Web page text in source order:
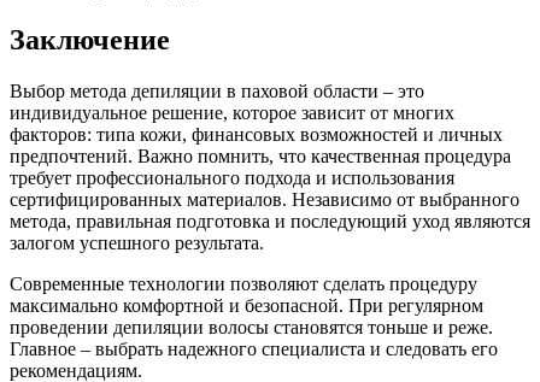
Заключение
Выбор метода депиляции в паховой области – это
индивидуальное решение, которое зависит от многих
факторов: типа кожи, финансовых возможностей и личных
предпочтений. Важно помнить, что качественная процедура
требует профессионального подхода и использования
сертифицированных материалов. Независимо от выбранного
метода, правильная подготовка и последующий уход являются
залогом успешного результата.
Современные технологии позволяют сделать процедуру
максимально комфортной и безопасной. При регулярном
проведении депиляции волосы становятся тоньше и реже.
Главное – выбрать надежного специалиста и следовать его
рекомендациям.